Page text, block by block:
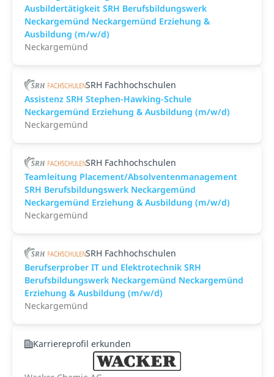
Ausbildertätigkeit SRH Berufsbildungswerk
Neckargemünd Neckargemünd Erziehung &
Ausbildung (m/w/d)
Neckargemünd
SRH Fachhochschulen
Assistenz SRH Stephen-Hawking-Schule
Neckargemünd Erziehung & Ausbildung (m/w/d)
Neckargemünd
SRH Fachhochschulen
Teamleitung Placement/Absolventenmanagement
SRH Berufsbildungswerk Neckargemünd
Neckargemünd Erziehung & Ausbildung (m/w/d)
Neckargemünd
SRH Fachhochschulen
Berufserprober IT und Elektrotechnik SRH
Berufsbildungswerk Neckargemünd Neckargemünd
Erziehung & Ausbildung (m/w/d)
Neckargemünd
Karriereprofil erkunden